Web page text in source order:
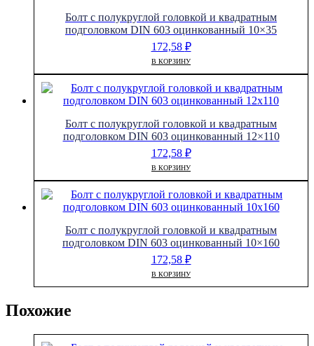
Болт с полукруглой головкой и квадратным
подголовком DIN 603 оцинкованный 10×35
172,58 ₽
В КОРЗИНУ
Болт с полукруглой головкой и квадратным
подголовком DIN 603 оцинкованный 12×110
172,58 ₽
В КОРЗИНУ
Болт с полукруглой головкой и квадратным
подголовком DIN 603 оцинкованный 10×160
172,58 ₽
В КОРЗИНУ
Похожие